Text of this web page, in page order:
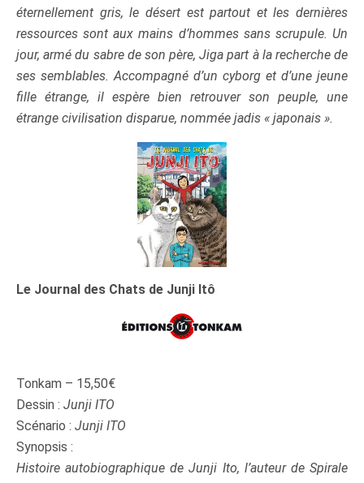
éternellement gris, le désert est partout et les dernières
ressources sont aux mains d’hommes sans scrupule. Un
jour, armé du sabre de son père, Jiga part à la recherche de
ses semblables. Accompagné d’un cyborg et d’une jeune
fille étrange, il espère bien retrouver son peuple, une
étrange civilisation disparue, nommée jadis « japonais ».
Le Journal des Chats de Junji Itô
Tonkam – 15,50€
Dessin : Junji ITO
Scénario : Junji ITO
Synopsis :
Histoire autobiographique de Junji Ito, l’auteur de Spirale